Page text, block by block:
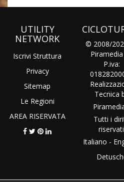
UTILITY
NETWORK
Iscrivi Struttura
Privacy
Sitemap
Le Regioni
AREA RISERVATA
© 2008/
Piramedia
P.iva:
Tecnica
Tutti i
Italiano -